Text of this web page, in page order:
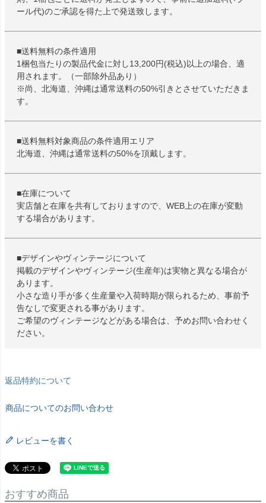
ール代)のご承認を得た上で発送致します。
■送料無料の条件適用
1梱包当たりの製品代金に対し13,200円(税込)以上の場合、適
用されます。（一部除外品あり）
※尚、北海道、沖縄は通常送料の50%引きとさせていただきま
す。
■送料無料対象商品の条件適用エリア
北海道、沖縄は通常送料の50%を頂戴します。
■在庫について
実店舗と在庫を共有しておりますので、WEB上の在庫が変動
する場合があります。
■デザインやヴィンテージについて
掲載のデザインやヴィンテージ(生産年)は実物と異なる場合が
あります。
小さな造り手が多く生産量や入荷時期が限られるため、事前予
告なしで変更される事があります。
ご希望のヴィンテージなどがある場合は、予めお問い合わせく
ださい。
返品特約について
商品についてのお問い合わせ
レビューを書く
おすすめ商品